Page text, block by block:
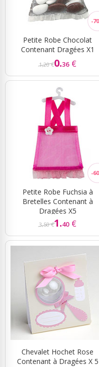
Petite Robe Chocolat
Contenant Dragées X1
1,20 €0.36 €
Petite Robe Fuchsia à
Bretelles Contenant à
Dragées X5
3,50 €1.40 €
Chevalet Hochet Rose
Contenant à Dragées X 5